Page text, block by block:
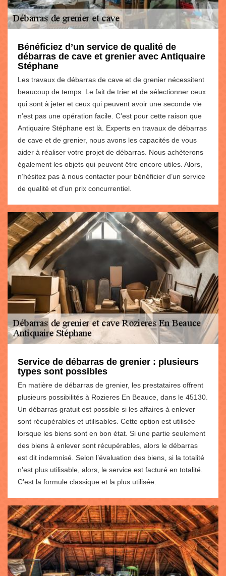
Bénéficiez d’un service de qualité de
débarras de cave et grenier avec Antiquaire
Stéphane
Les travaux de débarras de cave et de grenier nécessitent
beaucoup de temps. Le fait de trier et de sélectionner ceux
qui sont à jeter et ceux qui peuvent avoir une seconde vie
n’est pas une opération facile. C’est pour cette raison que
Antiquaire Stéphane est là. Experts en travaux de débarras
de cave et de grenier, nous avons les capacités de vous
aider à réaliser votre projet de débarras. Nous achèterons
également les objets qui peuvent être encore utiles. Alors,
n’hésitez pas à nous contacter pour bénéficier d’un service
de qualité et d’un prix concurrentiel.
Service de débarras de grenier : plusieurs
types sont possibles
En matière de débarras de grenier, les prestataires offrent
plusieurs possibilités à Rozieres En Beauce, dans le 45130.
Un débarras gratuit est possible si les affaires à enlever
sont récupérables et utilisables. Cette option est utilisée
lorsque les biens sont en bon état. Si une partie seulement
des biens à enlever sont récupérables, alors le débarras
est dit indemnisé. Selon l’évaluation des biens, si la totalité
n’est plus utilisable, alors, le service est facturé en totalité.
C’est la formule classique et la plus utilisée.